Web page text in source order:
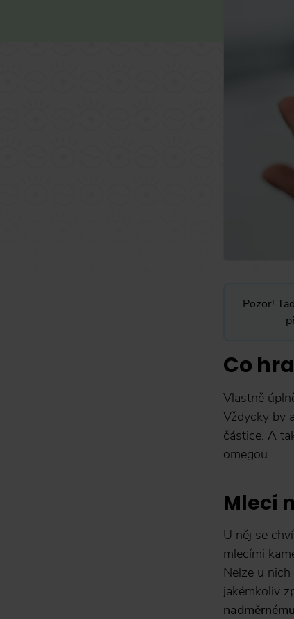
Pozor!
Co
Vlastně
Vždycky by
částice. A
omegou.
Mlecí
U něj se
mlecími
Nelze u
jakémkoliv